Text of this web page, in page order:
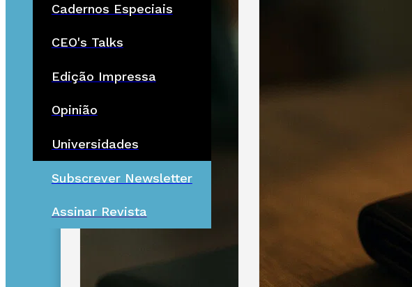
Cadernos Especiais
CEO's Talks
Edição Impressa
Opinião
Universidades
Subscrever Newsletter
Assinar Revista